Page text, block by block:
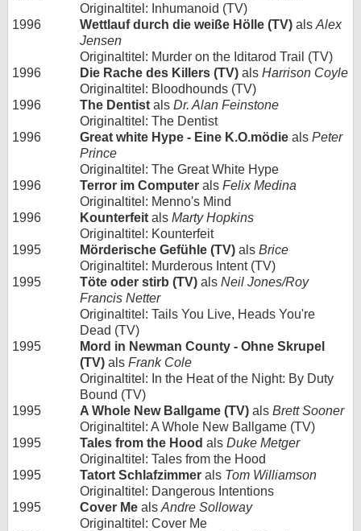
Originaltitel: Inhumanoid (TV)
1996
Wettlauf durch die weiße Hölle (TV) als Alex
Jensen
Originaltitel: Murder on the Iditarod Trail (TV)
1996
Die Rache des Killers (TV) als Harrison Coyle
Originaltitel: Bloodhounds (TV)
1996
The Dentist als Dr. Alan Feinstone
Originaltitel: The Dentist
1996
Great white Hype - Eine K.O.mödie als Peter
Prince
Originaltitel: The Great White Hype
1996
Terror im Computer als Felix Medina
Originaltitel: Menno's Mind
1996
Kounterfeit als Marty Hopkins
Originaltitel: Kounterfeit
1995
Mörderische Gefühle (TV) als Brice
Originaltitel: Murderous Intent (TV)
1995
Töte oder stirb (TV) als Neil Jones/Roy
Francis Netter
Originaltitel: Tails You Live, Heads You're
Dead (TV)
1995
Mord in Newman County - Ohne Skrupel
(TV) als Frank Cole
Originaltitel: In the Heat of the Night: By Duty
Bound (TV)
1995
A Whole New Ballgame (TV) als Brett Sooner
Originaltitel: A Whole New Ballgame (TV)
1995
Tales from the Hood als Duke Metger
Originaltitel: Tales from the Hood
1995
Tatort Schlafzimmer als Tom Williamson
Originaltitel: Dangerous Intentions
1995
Cover Me als Andre Solloway
Originaltitel: Cover Me